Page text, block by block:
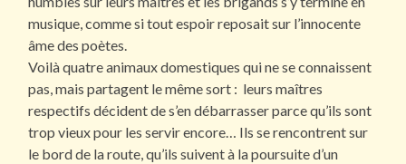
musique, comme si tout espoir reposait sur l’innocente
âme des poètes.
Voilà quatre animaux domestiques qui ne se connaissent
pas, mais partagent le même sort : leurs maîtres
respectifs décident de s’en débarrasser parce qu’ils sont
trop vieux pour les servir encore… Ils se rencontrent sur
le bord de la route, qu’ils suivent à la poursuite d’un